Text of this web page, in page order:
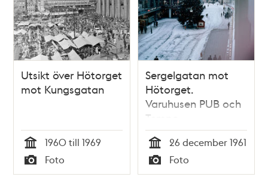
Utsikt över Hötorget
mot Kungsgatan
Tid
1960 till 1969
Typ
Foto
Sergelgatan mot
Hötorget.
Varuhusen PUB och
Tempo,
Konserthuset
Tid
26 december 1961
Typ
Foto